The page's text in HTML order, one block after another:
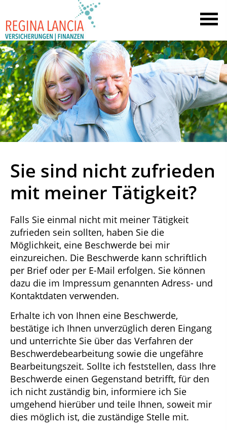
Sie sind nicht zufrieden
mit meiner Tätigkeit?
Falls Sie einmal nicht mit meiner Tätigkeit
zufrieden sein sollten, haben Sie die
Möglichkeit, eine Beschwerde bei mir
einzureichen. Die Beschwerde kann schriftlich
per Brief oder per E-Mail erfolgen. Sie können
dazu die im Impressum genannten Adress- und
Kontaktdaten verwenden.
Erhalte ich von Ihnen eine Beschwerde,
bestätige ich Ihnen unverzüglich deren Eingang
und unterrichte Sie über das Verfahren der
Beschwerdebearbeitung sowie die ungefähre
Bearbeitungszeit. Sollte ich feststellen, dass Ihre
Beschwerde einen Gegenstand betrifft, für den
ich nicht zuständig bin, informiere ich Sie
umgehend hierüber und teile Ihnen, soweit mir
dies möglich ist, die zuständige Stelle mit.